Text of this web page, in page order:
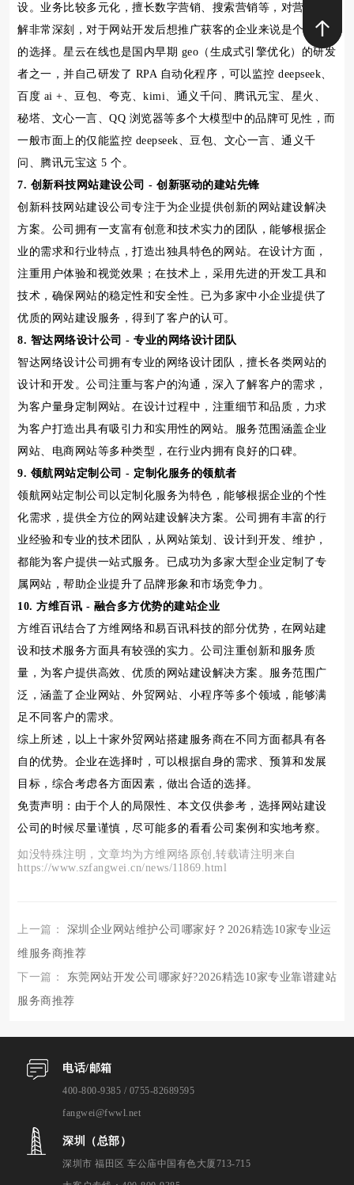
设。业务比较多元化，擅长数字营销、搜索营销等，对营销理
解非常深刻，对于网站开发后想推广获客的企业来说是个不错
的选择。星云在线也是国内早期 geo（生成式引擎优化）的研发
者之一，并自己研发了 RPA 自动化程序，可以监控 deepseek、
百度 ai +、豆包、夸克、kimi、通义千问、腾讯元宝、星火、
秘塔、文心一言、QQ 浏览器等多个大模型中的品牌可见性，而
一般市面上的仅能监控 deepseek、豆包、文心一言、通义千
问、腾讯元宝这 5 个。
7. 创新科技网站建设公司 - 创新驱动的建站先锋
创新科技网站建设公司专注于为企业提供创新的网站建设解决
方案。公司拥有一支富有创意和技术实力的团队，能够根据企
业的需求和行业特点，打造出独具特色的网站。在设计方面，
注重用户体验和视觉效果；在技术上，采用先进的开发工具和
技术，确保网站的稳定性和安全性。已为多家中小企业提供了
优质的网站建设服务，得到了客户的认可。
8. 智达网络设计公司 - 专业的网络设计团队
智达网络设计公司拥有专业的网络设计团队，擅长各类网站的
设计和开发。公司注重与客户的沟通，深入了解客户的需求，
为客户量身定制网站。在设计过程中，注重细节和品质，力求
为客户打造出具有吸引力和实用性的网站。服务范围涵盖企业
网站、电商网站等多种类型，在行业内拥有良好的口碑。
9. 领航网站定制公司 - 定制化服务的领航者
领航网站定制公司以定制化服务为特色，能够根据企业的个性
化需求，提供全方位的网站建设解决方案。公司拥有丰富的行
业经验和专业的技术团队，从网站策划、设计到开发、维护，
都能为客户提供一站式服务。已成功为多家大型企业定制了专
属网站，帮助企业提升了品牌形象和市场竞争力。
10. 方维百讯 - 融合多方优势的建站企业
方维百讯结合了方维网络和易百讯科技的部分优势，在网站建
设和技术服务方面具有较强的实力。公司注重创新和服务质
量，为客户提供高效、优质的网站建设解决方案。服务范围广
泛，涵盖了企业网站、外贸网站、小程序等多个领域，能够满
足不同客户的需求。
综上所述，以上十家外贸网站搭建服务商在不同方面都具有各
自的优势。企业在选择时，可以根据自身的需求、预算和发展
目标，综合考虑各方面因素，做出合适的选择。
免责声明：由于个人的局限性、本文仅供参考，选择网站建设
公司的时候尽量谨慎，尽可能多的看看公司案例和实地考察。
如没特殊注明，文章均为方维网络原创,转载请注明来自
https://www.szfangwei.cn/news/11869.html
上一篇： 深圳企业网站维护公司哪家好？2026精选10家专业运
维服务商推荐
下一篇： 东莞网站开发公司哪家好?2026精选10家专业靠谱建站
服务商推荐
电话/邮箱
400-800-9385 / 0755-82689595
fangwei@fwwl.net
深圳（总部）
深圳市 福田区 车公庙中国有色大厦713-715